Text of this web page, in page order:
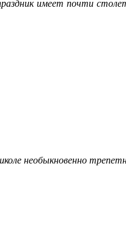
имеет почти
необыкновенно